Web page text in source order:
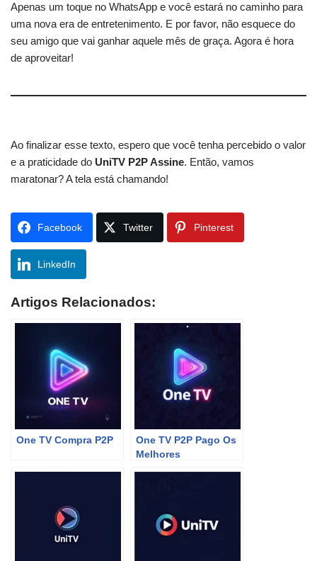
Apenas um toque no WhatsApp e você estará no caminho para
uma nova era de entretenimento. E por favor, não esquece do
seu amigo que vai ganhar aquele mês de graça. Agora é hora
de aproveitar!
Ao finalizar esse texto, espero que você tenha percebido o valor
e a praticidade do UniTV P2P Assine. Então, vamos
maratonar? A tela está chamando!
Facebook Twitter Pinterest
LinkedIn
Artigos Relacionados:
One TV Compra P2P
One TV P2P Pago Os
Melhores